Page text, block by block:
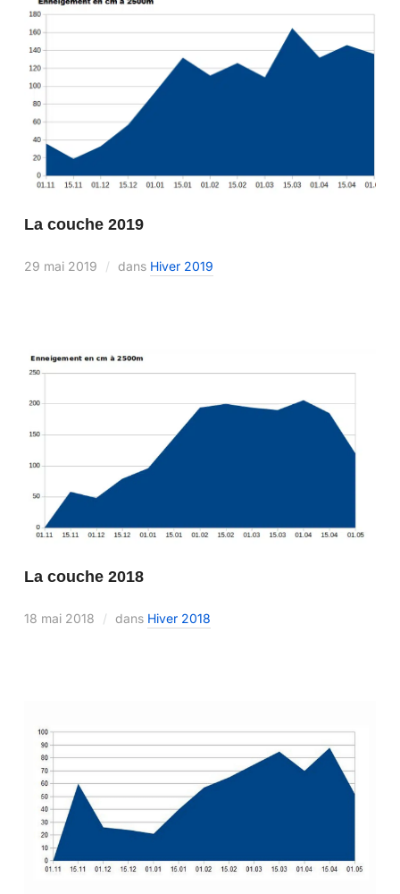
La couche 2019
29 mai 2019 dans Hiver 2019
La couche 2018
18 mai 2018 dans Hiver 2018